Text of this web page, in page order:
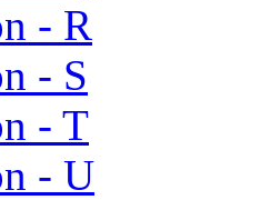
- R
- S
- T
- U